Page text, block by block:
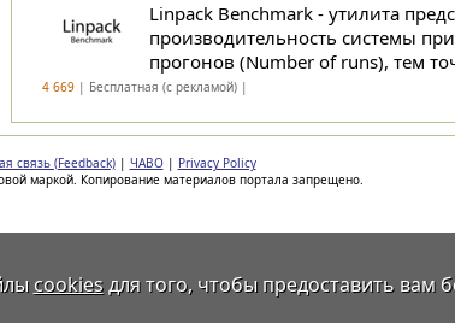
Linpack Benchmark - утилита
производительность системы
прогонов (Number of runs), тем
4 669| Бесплатная (с рекламой) |
связь (Feedback) | ЧАВО | Privacy Policy
маркой. Копирование материалов портала запрещено.
cookiesдля того, чтобы предоставить вам